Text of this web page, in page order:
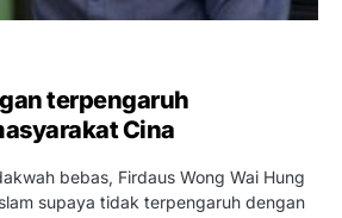
terpengaruh
Cina
bebas, Firdaus Wong Wai Hung
supaya tidak terpengaruh dengan